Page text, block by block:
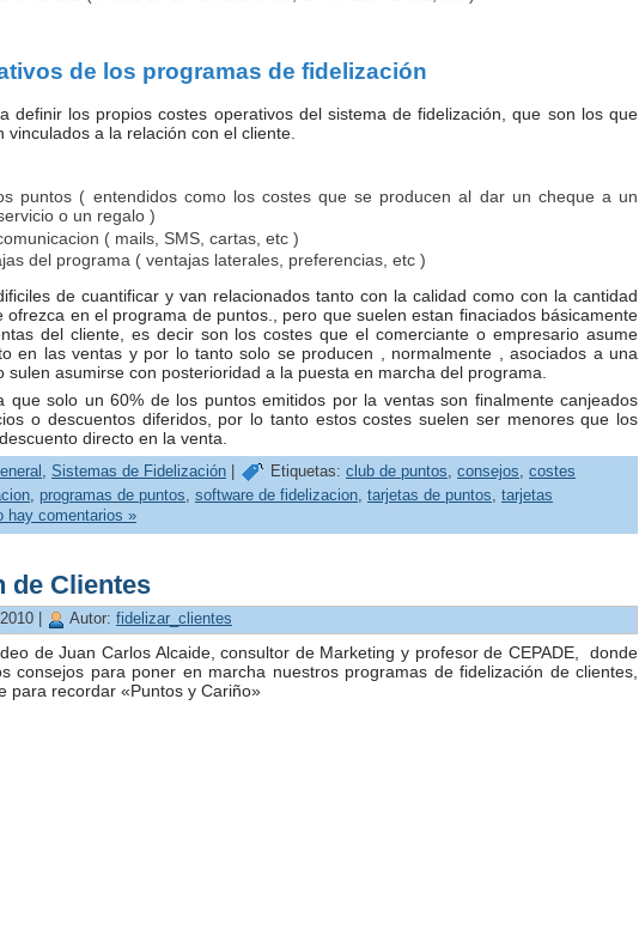
de los programas de fidelización
definir los propios costes operativos del sistema de fidelización, que son los que
vinculados a la relación con el cliente.
puntos ( entendidos como los costes que se producen al dar un cheque a un
o un regalo )
( mails, SMS, cartas, etc )
del programa ( ventajas laterales, preferencias, etc )
de cuantificar y van relacionados tanto con la calidad como con la cantidad
ofrezca en el programa de puntos., pero que suelen estan finaciados básicamente
del cliente, es decir son los costes que el comerciante o empresario asume
en las ventas y por lo tanto solo se producen , normalmente , asociados a una
sulen asumirse con posterioridad a la puesta en marcha del programa.
que solo un 60% de los puntos emitidos por la ventas son finalmente canjeados
o descuentos diferidos, por lo tanto estos costes suelen ser menores que los
directo en la venta.
, Sistemas de Fidelización Etiquetas: club de puntos, consejos, costes
, programas de puntos, software de fidelizacion, tarjetas de puntos, tarjetas
hay comentarios »
de Clientes
| Autor: fidelizar_clientes
de Juan Carlos Alcaide, consultor de Marketing y profesor de CEPADE, donde
consejos para poner en marcha nuestros programas de fidelización de clientes,
para recordar «Puntos y Cariño»